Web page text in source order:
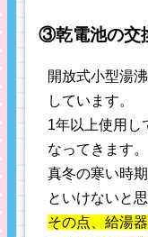
③乾電池の交
開放式小型湯
しています。
1年以上使用し
なってきます。
真冬の寒い時
といけないと
その点、給湯